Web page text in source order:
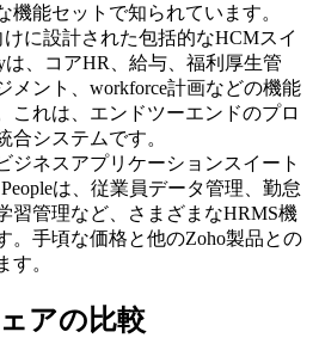
機能セットで知られています。
けに設計された包括的なHCMスイ
は、コアHR、給与、福利厚生管
メント、workforce計画などの機能
これは、エンドツーエンドのプロ
合システムです。
ジネスアプリケーションスイート
は、従業員データ管理、勤怠
習管理など、さまざまなHRMS機
。手頃な価格と他のZoho製品との
す。
アの比較